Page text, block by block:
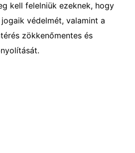
kell felelniük ezeknek, hogy
védelmét, valamint a
zökkenőmentes és